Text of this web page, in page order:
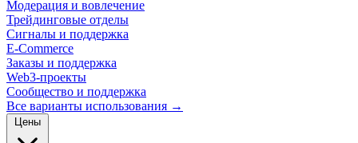
Модерация и вовлечение
Трейдинговые отделы
Сигналы и поддержка
E-Commerce
Заказы и поддержка
Web3-проекты
Сообщество и поддержка
Все варианты использования →
Цены